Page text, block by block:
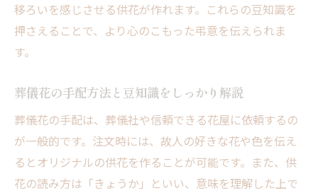
移ろいを感じさせる供花が作れます。これらの豆知識を
押さえることで、より心のこもった弔意を伝えられま
す。
葬儀花の手配方法と豆知識をしっかり解説
葬儀花の手配は、葬儀社や信頼できる花屋に依頼するの
が一般的です。注文時には、故人の好きな花や色を伝え
るとオリジナルの供花を作ることが可能です。また、供
花の読み方は「きょうか」といい、意味を理解した上で